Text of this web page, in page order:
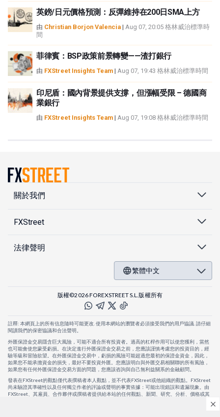
英鎊/日元價格預測：反彈維持在200日SMA上方
由 Christian Borjon Valencia | Aug 07, 20:05 格林威治標準時
間
菲律賓：BSP政策前景轉變——渣打銀行
由 FXStreet Insights Team | Aug 07, 19:43 格林威治標準時間
印尼盾：國內背景提供支撐，但漲幅受限 – 德國商
業銀行
由 FXStreet Insights Team | Aug 07, 19:08 格林威治標準時間
關於我們
FXStreet
法律聲明
繁體中文
版權©2026 FOREXSTREET S.L.版權所有
註釋: 本網頁上的所有信息隨時可能更改. 使用本網站的瀏覽者必須接受我們的用戶協議. 請仔細
閱讀我們的保密協議和合法聲明。
外匯保證金交易隱含巨大風險，可能不適合所有投資者。過高的杠桿作用可以使您獲利，當然
也可能會使您蒙受虧損。在決定進行外匯保證金交易之前，您應該謹慎考慮您的投資目的，經
驗等級和冒險欲望。在外匯保證金交易中，虧損的風險可能超過您最初的保證金資金，因此，
如果您不能承擔資金的損失，最好不要投資外匯。您應該明白與外匯交易相關聯的所有風險，
如果您有任何外匯保證金交易方面的問題，您應該咨詢與自己無利益關系的金融顧問。
發表在FXStreet的觀點僅代表撰稿者本人觀點，並不代表FXStreet或他組織的觀點。FXStreet
尚未驗證其準確性以及任何獨立作者的評論或聲明的事實依據：可能出現錯誤和遺漏現象。由
FXStreet、其雇員、合作夥伴或撰稿者提供給本站的任何觀點、新聞、研究、分析、價格或其